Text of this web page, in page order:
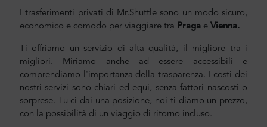
I trasferimenti privati di Mr.Shuttle sono un modo sicuro,
economico e comodo per viaggiare tra Praga e Vienna.
Ti offriamo un servizio di alta qualità, il migliore tra i
migliori. Miriamo anche ad essere accessibili e
comprendiamo l'importanza della trasparenza. I costi dei
nostri servizi sono chiari ed equi, senza fattori nascosti o
sorprese. Tu ci dai una posizione, noi ti diamo un prezzo,
con la possibilità di un viaggio di ritorno incluso.